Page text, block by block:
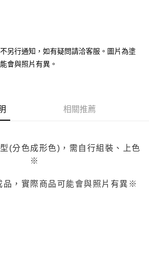
及費用金額請依後續交易確認頁面所載為準。
前往確認交易或遇審核未通過，訂單將自動取
，「大哥付你分期」於每月結算日後寄送繳費提
」等通路繳費。
務購買商品或服務，並由商店將買賣／分期付款
，依約使用本公司帳單繳交帳款。
帳單所需資料之確認、核對及更正。
含以上)免運費
含以上)免運費
含以上)免運費
另行通知，如有疑問請洽客服。圖片為塗
會與照片有異。
相關推薦
(分色成形色)，需自行組裝、上色
※
，實際商品可能會與照片有異※